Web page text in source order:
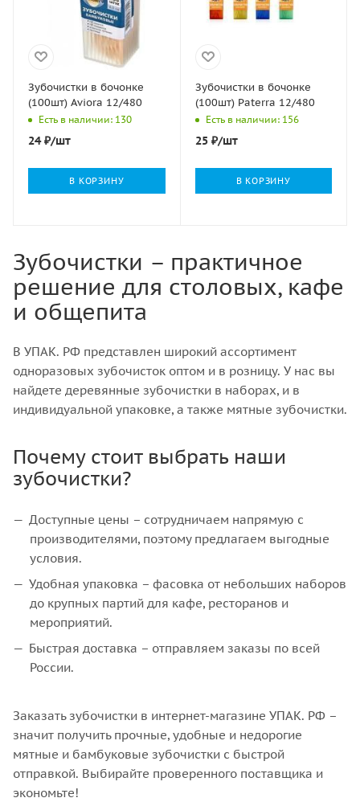
Зубочистки в бочонке
(100шт) Aviora 12/480
Есть в наличии: 130
24₽/шт
В КОРЗИНУ
Зубочистки в бочонке
(100шт) Paterra 12/480
Есть в наличии: 156
25₽/шт
В КОРЗИНУ
Зубочистки – практичное
решение для столовых, кафе
и общепита
В УПАК. РФ представлен широкий ассортимент
одноразовых зубочисток оптом и в розницу. У нас вы
найдете деревянные зубочистки в наборах, и в
индивидуальной упаковке, а также мятные зубочистки.
Почему стоит выбрать наши
зубочистки?
Доступные цены – сотрудничаем напрямую с
производителями, поэтому предлагаем выгодные
условия.
Удобная упаковка – фасовка от небольших наборов
до крупных партий для кафе, ресторанов и
мероприятий.
Быстрая доставка – отправляем заказы по всей
России.
Заказать зубочистки в интернет-магазине УПАК. РФ –
значит получить прочные, удобные и недорогие
мятные и бамбуковые зубочистки с быстрой
отправкой. Выбирайте проверенного поставщика и
экономьте!